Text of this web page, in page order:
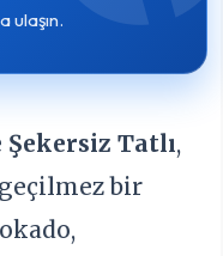
ulaşın.
Tatlı,
bir